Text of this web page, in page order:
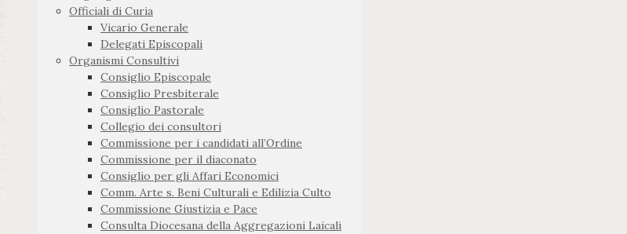
Officiali di Curia
Vicario Generale
Delegati Episcopali
Organismi Consultivi
Consiglio Episcopale
Consiglio Presbiterale
Consiglio Pastorale
Collegio dei consultori
Commissione per i candidati all’Ordine
Commissione per il diaconato
Consiglio per gli Affari Economici
Comm. Arte s. Beni Culturali e Edilizia Culto
Commissione Giustizia e Pace
Consulta Diocesana della Aggregazioni Laicali